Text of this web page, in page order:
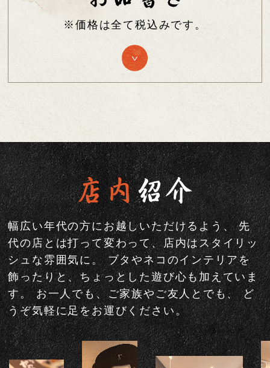
※価格は全て税込みです。
幅広い年代の方にお越しいただけるよう、先
代の店とは打って変わって、店内はスタイリッ
シュな雰囲気に。 ブタやネコのインテリアを
飾ったりと、ちょっとした遊び心も加えていま
す。お一人でも、ご家族やご友人とでも、ど
うぞ気軽に足をお運びください。